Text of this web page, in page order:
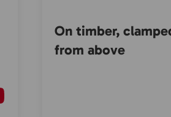
On timber,
from above